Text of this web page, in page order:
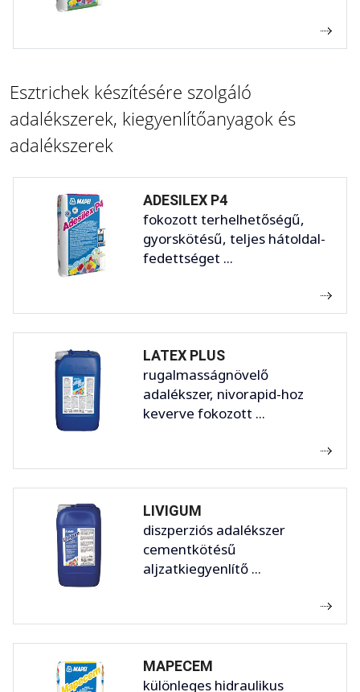
Esztrichek készítésére szolgáló
adalékszerek, kiegyenlítőanyagok és
adalékszerek
ADESILEX P4
fokozott terhelhetőségű,
gyorskötésű, teljes hátoldal-
fedettséget ...
LATEX PLUS
rugalmasságnövelő
adalékszer, nivorapid-hoz
keverve fokozott ...
LIVIGUM
diszperziós adalékszer
cementkötésű
aljzatkiegyenlítő ...
MAPECEM
különleges hidraulikus